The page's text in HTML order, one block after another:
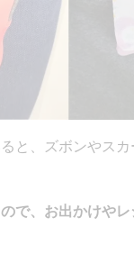
と、ズボンやスカ
で、お出かけや